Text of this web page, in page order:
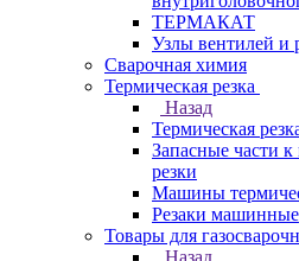
ТЕРМАКАТ
Узлы вентилей и
Сварочная химия
Термическая резка
Назад
Термическая
Запасные части
резки
Машины
Резаки машинные
Товары для
Назад